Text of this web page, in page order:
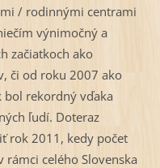
/ rodinnými centrami
výnimočný a
začiatkoch ako
či od roku 2007 ako
bol rekordný vďaka
ľudí. Doteraz
rok 2011, kedy počet
rámci celého Slovenska